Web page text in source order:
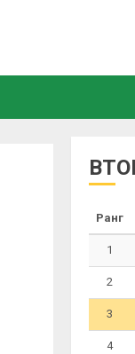
Ранг
1
2
3
4